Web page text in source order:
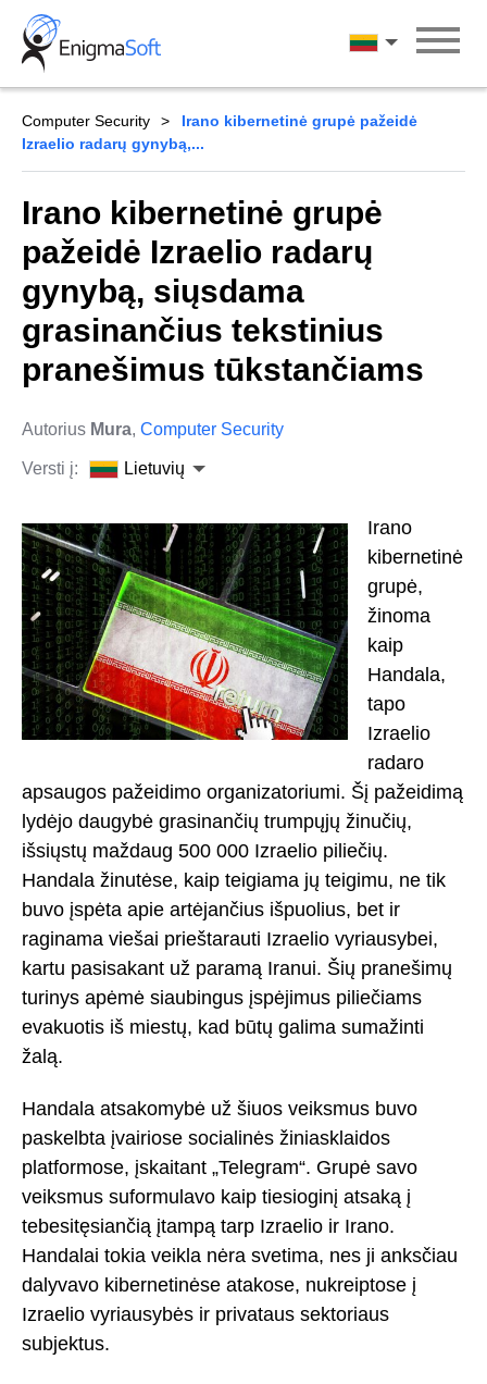
Skip
content
Lietuvių
Computer Security
Irano kibernetinė grupė pažeidė
Izraelio radarų gynybą,...
Irano kibernetinė grupė
pažeidė Izraelio radarų
gynybą, siųsdama
grasinančius tekstinius
pranešimus tūkstančiams
Autorius Mura, Computer Security
Versti į: Lietuvių
Irano
kibernetinė
grupė,
žinoma
kaip
Handala,
tapo
Izraelio
radaro
apsaugos pažeidimo organizatoriumi. Šį pažeidimą
lydėjo daugybė grasinančių trumpųjų žinučių,
išsiųstų maždaug 500 000 Izraelio piliečių.
Handala žinutėse, kaip teigiama jų teigimu, ne tik
buvo įspėta apie artėjančius išpuolius, bet ir
raginama viešai prieštarauti Izraelio vyriausybei,
kartu pasisakant už paramą Iranui. Šių pranešimų
turinys apėmė siaubingus įspėjimus piliečiams
evakuotis iš miestų, kad būtų galima sumažinti
žalą.
Handala atsakomybė už šiuos veiksmus buvo
paskelbta įvairiose socialinės žiniasklaidos
platformose, įskaitant „Telegram“. Grupė savo
veiksmus suformulavo kaip tiesioginį atsaką į
tebesitęsiančią įtampą tarp Izraelio ir Irano.
Handalai tokia veikla nėra svetima, nes ji anksčiau
dalyvavo kibernetinėse atakose, nukreiptose į
Izraelio vyriausybės ir privataus sektoriaus
subjektus.